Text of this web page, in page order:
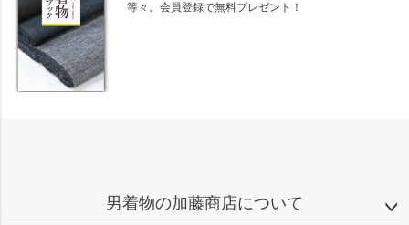
等々。会員登録で無料プレゼント！
男着物の加藤商店について